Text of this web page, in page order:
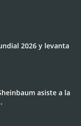
2026 y levanta
asiste a la